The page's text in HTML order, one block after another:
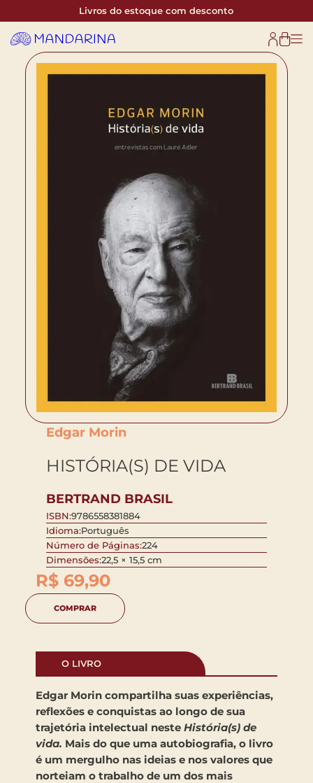
Livros do estoque com desconto
Edgar Morin
HISTÓRIA(S) DE VIDA
BERTRAND BRASIL
ISBN:9786558381884
Idioma:Português
Número de Páginas:224
Dimensões:22,5 × 15,5 cm
R$ 69,90
COMPRAR
O LIVRO
Edgar Morin compartilha suas experiências,
reflexões e conquistas ao longo de sua
trajetória intelectual neste História(s) de
vida. Mais do que uma autobiografia, o livro
é um mergulho nas ideias e nos valores que
norteiam o trabalho de um dos mais